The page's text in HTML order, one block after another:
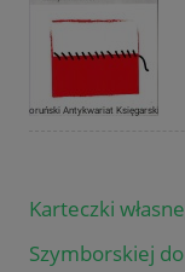
Karteczki
Szymborskiej